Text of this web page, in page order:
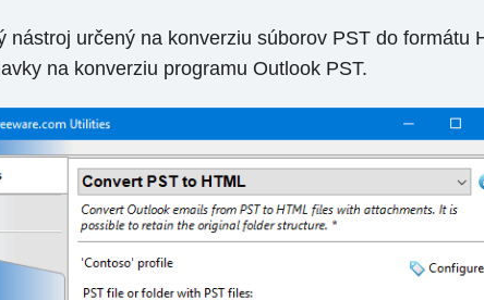
určený na konverziu súborov PST do formátu
na konverziu programu Outlook PST.